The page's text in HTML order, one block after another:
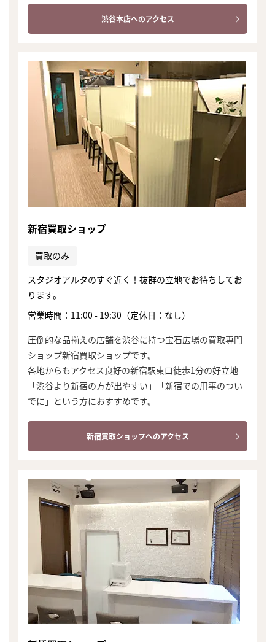
渋谷本店へのアクセス
新宿買取ショップ
買取のみ
スタジオアルタのすぐ近く！抜群の立地でお待ちしてお
ります。
営業時間：11:00 - 19:30（定休日：なし）
圧倒的な品揃えの店舗を渋谷に持つ宝石広場の買取専門
ショップ新宿買取ショップです。
各地からもアクセス良好の新宿駅東口徒歩1分の好立地
「渋谷より新宿の方が出やすい」「新宿での用事のつい
でに」という方におすすめです。
新宿買取ショップへのアクセス
かんたん30秒でお試し査定